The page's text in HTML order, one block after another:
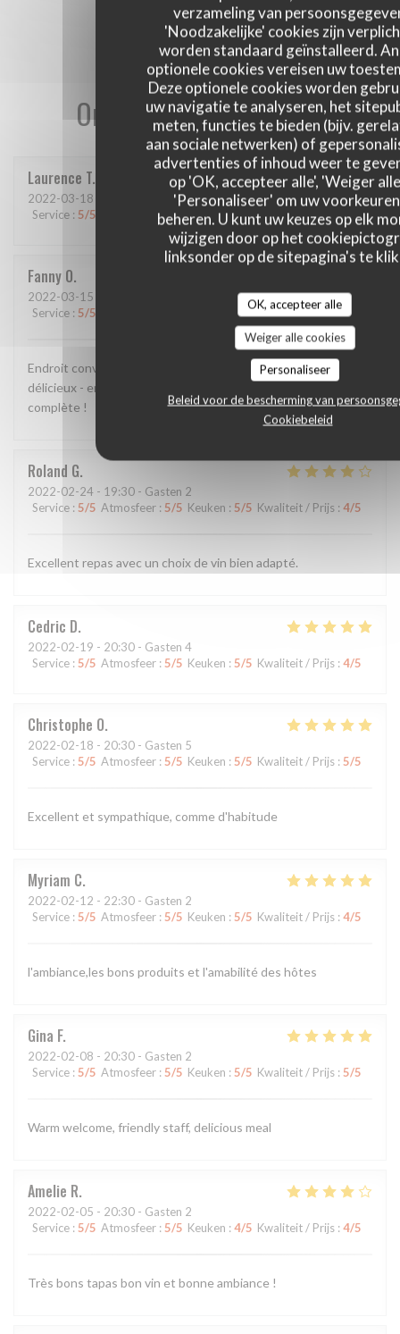
verzameling van
'Noodzakelijke' cookies zijn
worden standaard geïnstalleerd.
optionele cookies vereisen uw
Deze optionele cookies worden
uw navigatie te analyseren, het
meten, functies te bieden (bijv.
aan sociale netwerken) of
advertenties of inhoud weer te
op 'OK, accepteer alle', 'Weiger
'Personaliseer' om uw
beheren. U kunt uw keuzes op elk
wijzigen door op het
linksonder op de sitepagina's te
OK, accepteer alle
Weiger alle cookies
Personaliseer
Beleid voor de bescherming van
Cookiebeleid
Onze gastbeoordelingen
Laurence T
2022-03-18 - 19:30 - Gasten 2
Service : 5/5 : 4/5 Keuken : 4/5 Kwaliteit / Prijs : 3/5
Fanny O
2022-03-15
Service : 5/5 5/5 Kwaliteit / Prijs:5/5
Endroit convivial et cosy , personnel très agréable et repas
délicieux - en face des théâtres , idéal pour une soirée
complète !
Roland G
2022-02-24 - 19:30 - Gasten 2
Service : 5/5 Atmosfeer : 5/5 Keuken : 5/5 Kwaliteit / Prijs : 4/5
Excellent repas avec un choix de vin bien adapté.
Cedric D
2022-02-19 - 20:30 - Gasten 4
Service : 5/5 Atmosfeer : 5/5 Keuken : 5/5 Kwaliteit / Prijs : 4/5
Christophe O
2022-02-18 - 20:30 - Gasten 5
Service : 5/5 Atmosfeer : 5/5 Keuken : 5/5 Kwaliteit / Prijs : 5/5
Excellent et sympathique, comme d'habitude
Myriam C
2022-02-12 - 22:30 - Gasten 2
Service : 5/5 Atmosfeer : 5/5 Keuken : 5/5 Kwaliteit / Prijs : 4/5
l'ambiance,les bons produits et l'amabilité des hôtes
Gina F
2022-02-08 - 20:30 - Gasten 2
Service : 5/5 Atmosfeer : 5/5 Keuken : 5/5 Kwaliteit / Prijs : 5/5
Warm welcome, friendly staff, delicious meal
Amelie R
2022-02-05 - 20:30 - Gasten 2
Service : 5/5 Atmosfeer : 5/5 Keuken : 4/5 Kwaliteit / Prijs : 4/5
Très bons tapas bon vin et bonne ambiance !